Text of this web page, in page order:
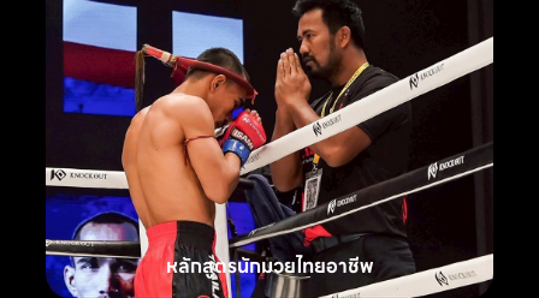
หลักสูตรนักมวยไทยอาชีพ